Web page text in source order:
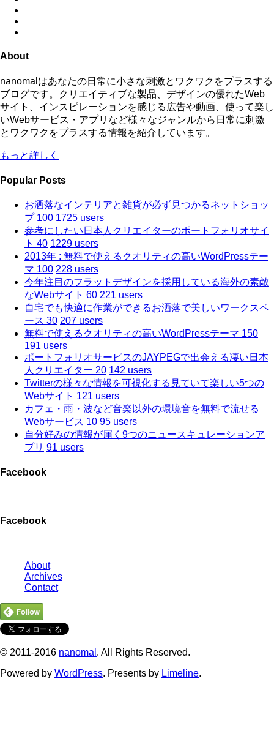
About
nanomalはあなたの日常に小さな刺激とワクワクをプラスする
ブログです。クリエイティブな製品、デザインの優れたWeb
サイト、インスピレーションを感じる広告や動画、使って楽し
いWebサービス・アプリなど様々なジャンルから日常に刺激
とワクワクをプラスする情報を紹介しています。
もっと詳しく
Popular Posts
お洒落なインテリアと雑貨が必ず見つかるネットショッ
プ 100 1725 users
参考にしたい日本人クリエイターのポートフォリオサイ
ト 40 1229 users
2013年 : 無料で使えるクオリティの高いWordPressテー
マ 100 228 users
今年注目のフラットデザインを採用している海外の素敵
なWebサイト 60 221 users
自宅でも快適に作業ができるお洒落で美しいワークスペ
ース 30 207 users
無料で使えるクオリティの高いWordPressテーマ 150
191 users
ポートフォリオサービスのJAYPEGで出会える凄い日本
人クリエイター 20 142 users
Twitterの様々な情報を可視化する見ていて楽しい5つの
Webサイト 121 users
カフェ・雨・波など音楽以外の環境音を無料で流せる
Webサービス 10 95 users
自分好みの情報が届く9つのニュースキュレーションア
プリ 91 users
Facebook
Facebook
About
Archives
Contact
© 2011-2016 nanomal . All Rights Reserved.
Powered by WordPress. Presents by Limeline.